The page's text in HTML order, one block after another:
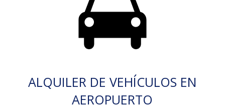
ALQUILER DE VEHÍCULOS EN
AEROPUERTO